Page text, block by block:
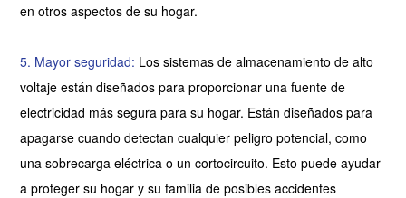
en otros aspectos de su hogar.
5. Mayor seguridad: Los sistemas de almacenamiento de alto
voltaje están diseñados para proporcionar una fuente de
electricidad más segura para su hogar. Están diseñados para
apagarse cuando detectan cualquier peligro potencial, como
una sobrecarga eléctrica o un cortocircuito. Esto puede ayudar
a proteger su hogar y su familia de posibles accidentes